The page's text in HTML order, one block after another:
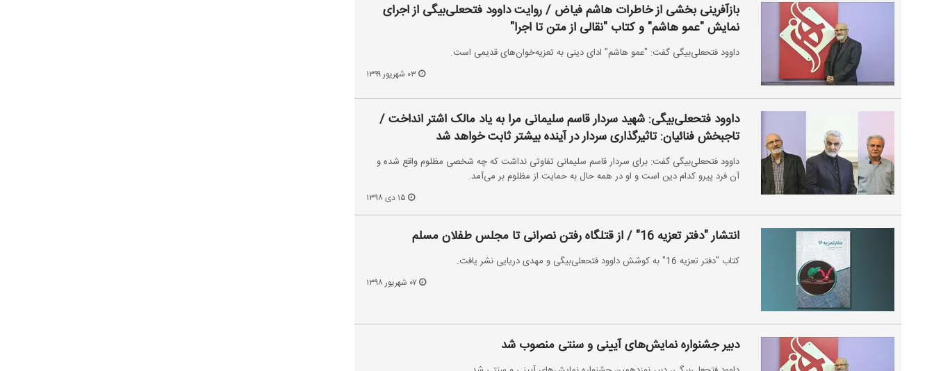
بازآفرینی بخشی از خاطرات هاشم فیاض / روایت داوود فتحعلی‌بیگی از اجرای
نمایش "عمو هاشم" و کتاب "نقالی از متن تا اجرا"
داوود فتحعلی‌بیگی گفت: "عمو هاشم" ادای دینی به تعزیه‌خوان‌های قدیمی است.
۰۳ شهریور ۱۳۹۹
داوود فتحعلی‌بیگی: شهید سردار قاسم سلیمانی مرا به یاد مالک اشتر انداخت /
تاجبخش فنائیان: تاثیرگذاری سردار در آینده بیشتر ثابت خواهد شد
داوود فتحعلی‌بیگی گفت: برای سردار قاسم سلیمانی تفاوتی نداشت که چه شخصی مظلوم واقع شده و
آن فرد پیرو کدام دین است و او در همه حال به حمایت از مظلوم بر می‌آمد.
انتشار "دفتر تعزیه 16" / از قتلگاه رفتن نصرانی تا مجلس طفلان مسلم
کتاب "دفتر تعزیه 16" به کوشش داوود فتحعلی‌بیگی و مهدی دریایی نشر یافت.
دبیر جشنواره نمایش‌های آیینی و سنتی منصوب شد